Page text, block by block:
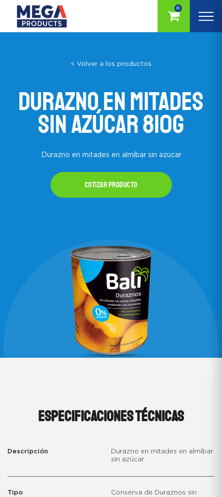
0
< Volver a los productos
Durazno en mitades
Sin Azúcar 810g
Durazno en mitades en almíbar sin azúcar
Cotizar producto
ESPECIFICACIONES TÉCNICAS
Descripción
Durazno en mitades en almíbar
sin azúcar
Tipo
Conserva de Duraznos sin